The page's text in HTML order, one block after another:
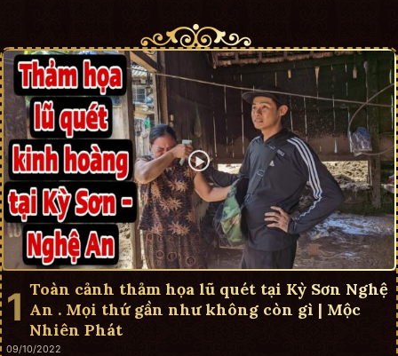
Toàn cảnh thảm họa lũ quét tại Kỳ Sơn Nghệ
An . Mọi thứ gần như không còn gì | Mộc
Nhiên Phát
09/10/2022